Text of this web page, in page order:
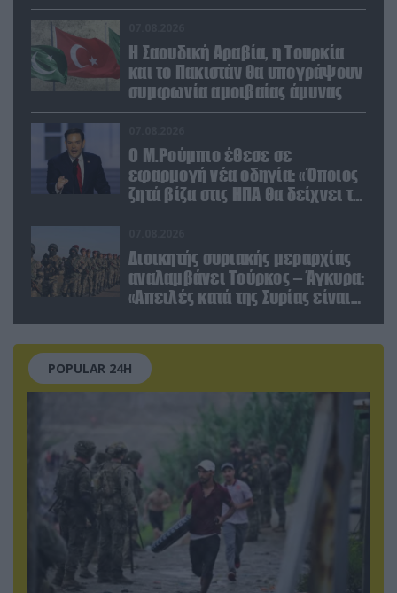
Η Σαουδική Αραβία, η Τουρκία
και το Πακιστάν θα υπογράψουν
συμφωνία αμοιβαίας άμυνας
Ο Μ.Ρούμπιο έθεσε σε
εφαρμογή νέα οδηγία: «Όποιος
ζητά βίζα στις ΗΠΑ θα δείχνει τα
social media – Τίποτα κρυφό»
Διοικητής συριακής μεραρχίας
αναλαμβάνει Τούρκος – Άγκυρα:
«Απειλές κατά της Συρίας είναι
POPULAR 24H